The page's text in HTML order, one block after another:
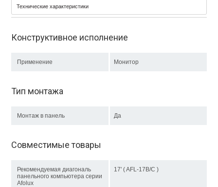
Технические характеристики
Конструктивное исполнение
Применение Монитор
Тип монтажа
Монтаж в панель Да
Совместимые товары
Рекомендуемая диагональ
панельного компьютера серии
Afolux
17' ( AFL-17B/C )